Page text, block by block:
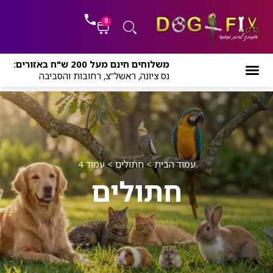
לתוכן
0
עגלת
קניות
משלוחים חינם מעל 200 ש"ח באזורים:
נס ציונה, ראשל"צ, רחובות והסביבה
עמוד הבית>חתולים>עמוד 4
חתולים